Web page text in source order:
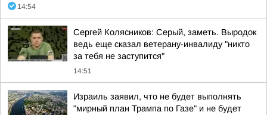
14:54
Сергей Колясников: Серый, заметь. Выродок
ведь еще сказал ветерану-инвалиду "никто
за тебя не заступится"
14:51
Израиль заявил, что не будет выполнять
"мирный план Трампа по Газе" и не будет